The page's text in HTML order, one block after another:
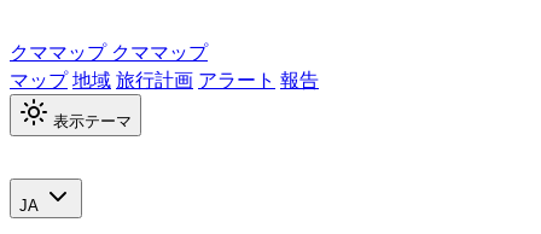
クママップ クママップ
マップ地域旅行計画 アラート 報告
表示テーマ
JA